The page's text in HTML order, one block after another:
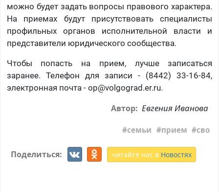
можно будет задать вопросы правового характера.
На приемах будут присутствовать специалисты
профильных органов исполнительной власти и
представители юридического сообщества.
Чтобы попасть на прием, лучше записаться
заранее. Телефон для записи - (8442) 33-16-84,
электронная почта - op@volgograd.er.ru.
Автор: Евгения Иванова
семьи прием сво
Поделиться: читайте нас в Новостях